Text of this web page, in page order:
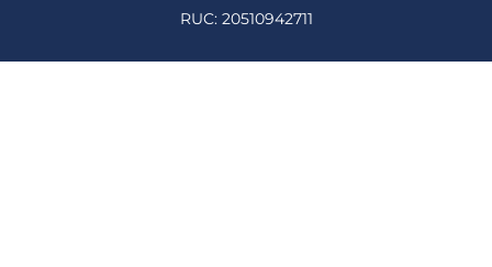
RUC: 20510942711